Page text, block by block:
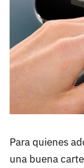
Para quienes
una buena